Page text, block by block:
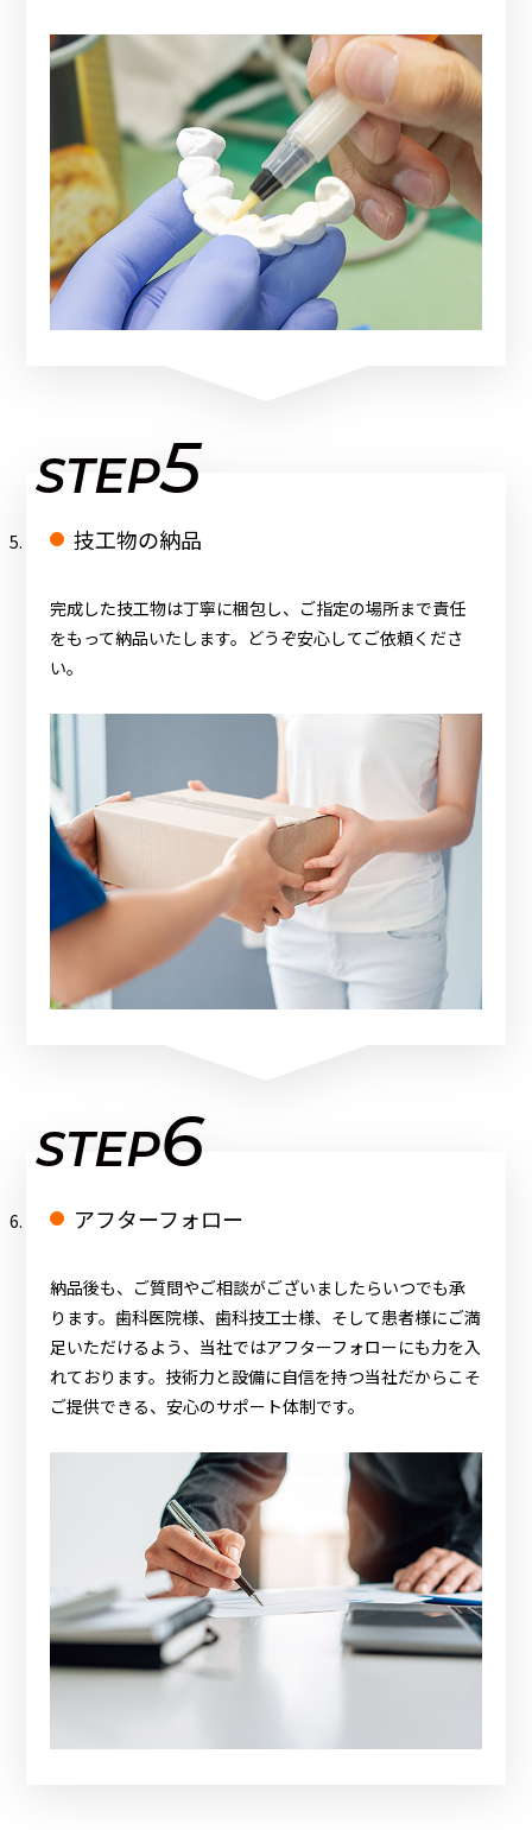
STEP5
技工物の納品
完成した技工物は丁寧に梱包し、ご指定の場所まで責任
をもって納品いたします。どうぞ安心してご依頼くださ
い。
STEP6
アフターフォロー
納品後も、ご質問やご相談がございましたらいつでも承
ります。歯科医院様、歯科技工士様、そして患者様にご満
足いただけるよう、当社ではアフターフォローにも力を入
れております。技術力と設備に自信を持つ当社だからこそ
ご提供できる、安心のサポート体制です。